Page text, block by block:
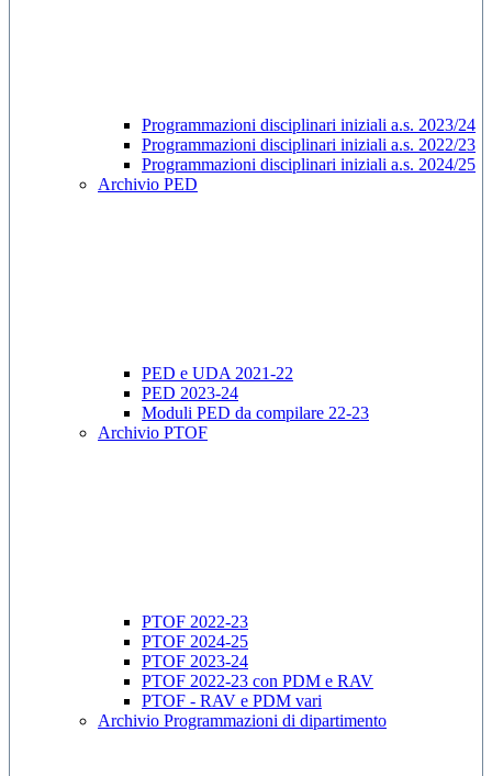
Programmazioni disciplinari iniziali a.s. 2023/24
Programmazioni disciplinari iniziali a.s. 2022/23
Programmazioni disciplinari iniziali a.s. 2024/25
Archivio PED
PED e UDA 2021-22
PED 2023-24
Moduli PED da compilare 22-23
Archivio PTOF
PTOF 2022-23
PTOF 2024-25
PTOF 2023-24
PTOF 2022-23 con PDM e RAV
PTOF - RAV e PDM vari
Archivio Programmazioni di dipartimento